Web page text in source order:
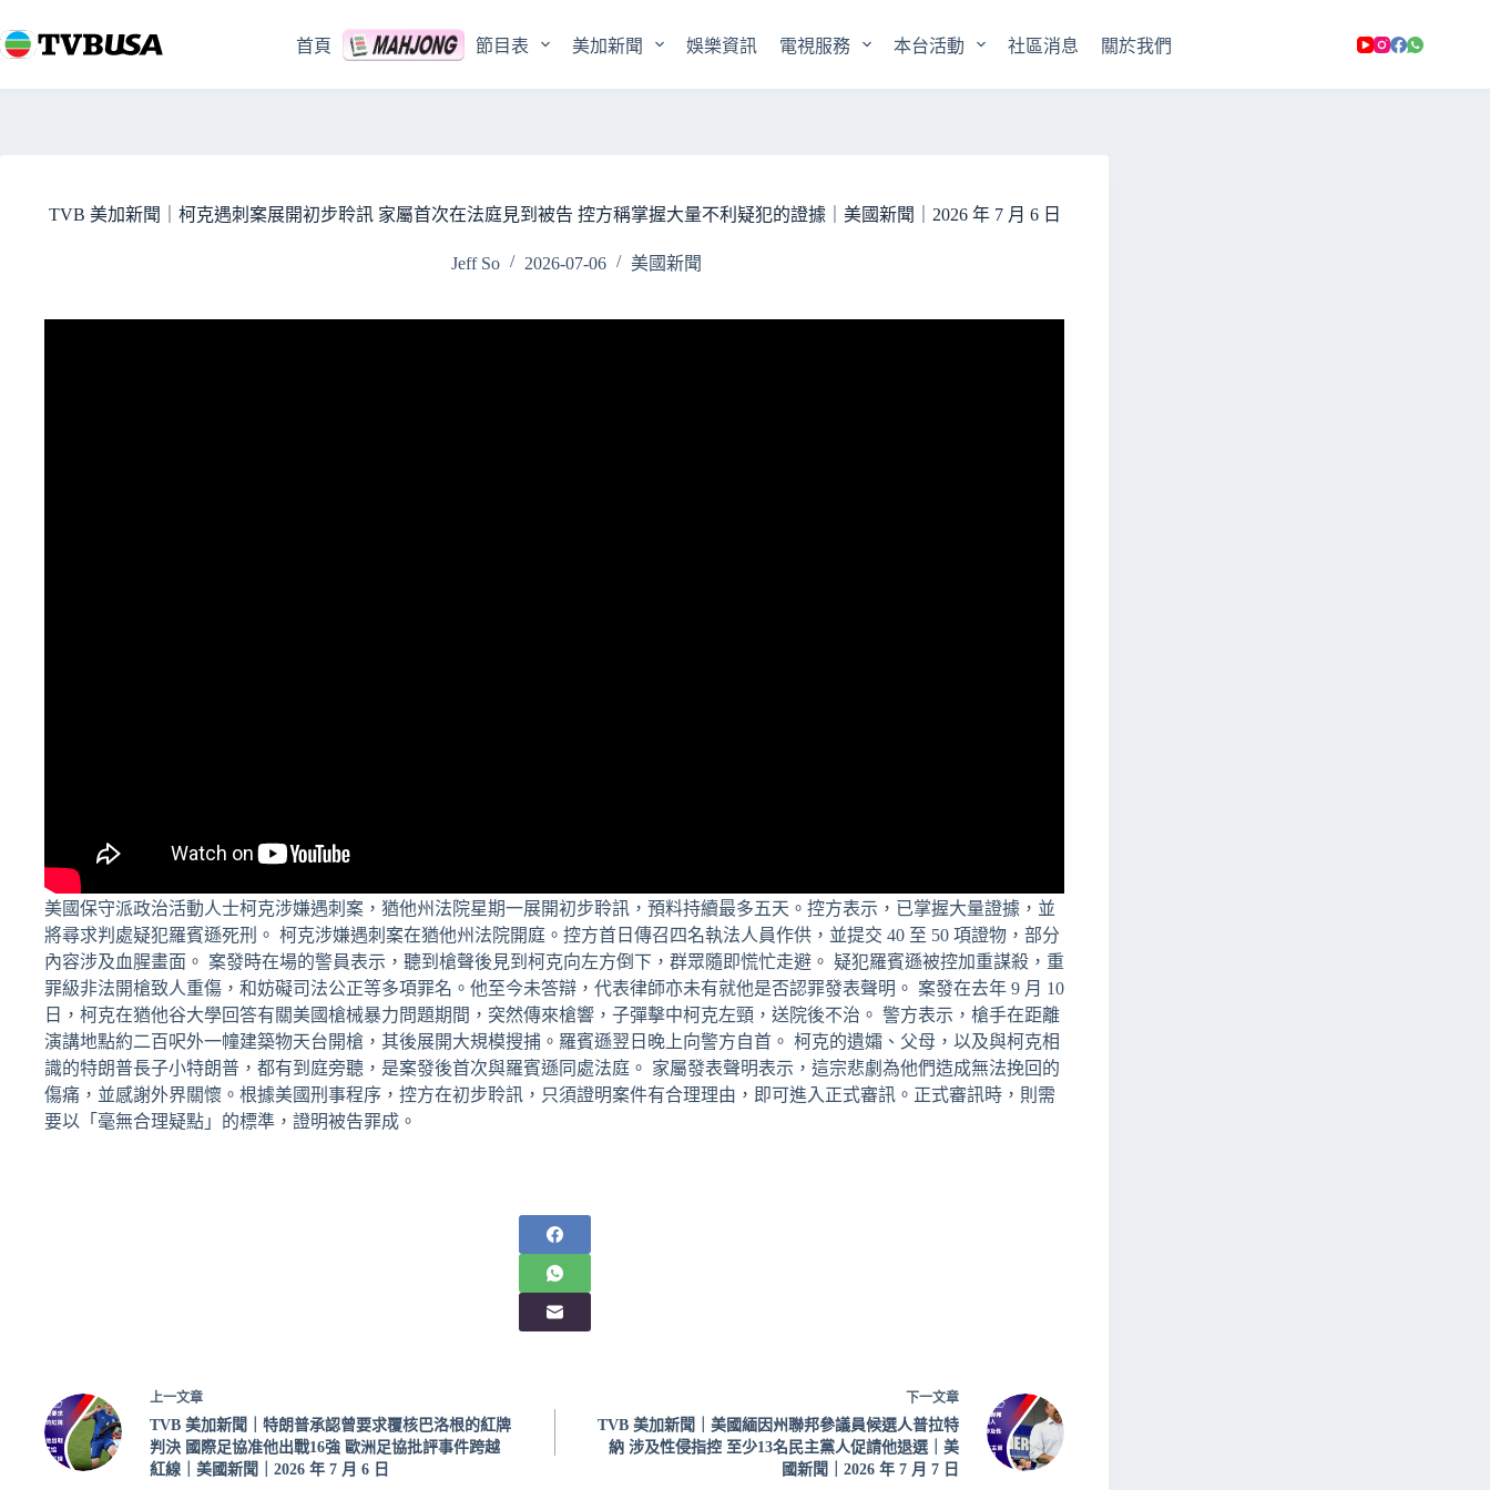
至
要
首頁 節目表 美加新聞 娛樂資訊 電視服務 本台活動 社區消息 關於我們
TVB 美加新聞｜柯克遇刺案展開初步聆訊 家屬首次在法庭見到被告 控方稱掌握大量不利疑犯的證據｜美國新聞｜2026 年 7 月 6 日
Jeff So 2026-07-06 美國新聞
美國保守派政治活動人士柯克涉嫌遇刺案，猶他州法院星期一展開初步聆訊，預料持續最多五天。控方表示，已掌握大量證據，並
將尋求判處疑犯羅賓遜死刑。 柯克涉嫌遇刺案在猶他州法院開庭。控方首日傳召四名執法人員作供，並提交 40 至 50 項證物，部分
內容涉及血腥畫面。 案發時在場的警員表示，聽到槍聲後見到柯克向左方倒下，群眾隨即慌忙走避。 疑犯羅賓遜被控加重謀殺，重
罪級非法開槍致人重傷，和妨礙司法公正等多項罪名。他至今未答辯，代表律師亦未有就他是否認罪發表聲明。 案發在去年 9 月 10
日，柯克在猶他谷大學回答有關美國槍械暴力問題期間，突然傳來槍響，子彈擊中柯克左頸，送院後不治。 警方表示，槍手在距離
演講地點約二百呎外一幢建築物天台開槍，其後展開大規模搜捕。羅賓遜翌日晚上向警方自首。 柯克的遺孀、父母，以及與柯克相
識的特朗普長子小特朗普，都有到庭旁聽，是案發後首次與羅賓遜同處法庭。 家屬發表聲明表示，這宗悲劇為他們造成無法挽回的
傷痛，並感謝外界關懷。根據美國刑事程序，控方在初步聆訊，只須證明案件有合理理由，即可進入正式審訊。正式審訊時，則需
要以「毫無合理疑點」的標準，證明被告罪成。
上一文章
TVB 美加新聞｜特朗普承認曾要求覆核巴洛根的紅牌
判決 國際足協准他出戰16強 歐洲足協批評事件跨越
紅線｜美國新聞｜2026 年 7 月 6 日
下一文章
TVB 美加新聞｜美國緬因州聯邦參議員候選人普拉特
納 涉及性侵指控 至少13名民主黨人促請他退選｜美
國新聞｜2026 年 7 月 7 日